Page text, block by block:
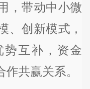
，带动中小微
、创新模式，
势互补，资金
共赢关系。